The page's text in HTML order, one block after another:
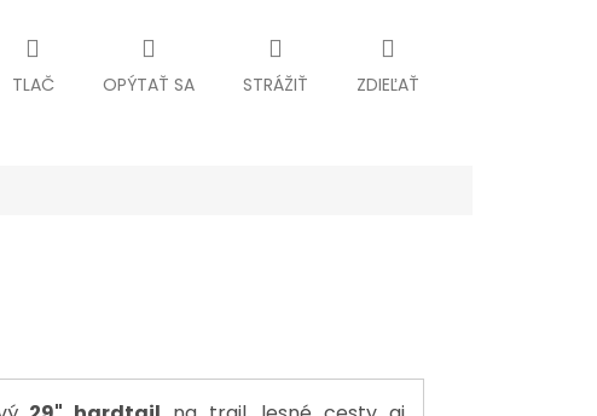
TLAČ OPÝTAŤ SA STRÁŽIŤ ZDIEĽAŤ